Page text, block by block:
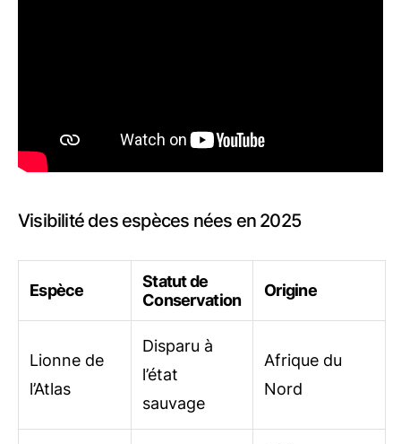
Visibilité des espèces nées en 2025
Espèce
Statut de
Conservation
Origine
Lionne de
l’Atlas
Disparu à
l’état
sauvage
Afrique du
Nord